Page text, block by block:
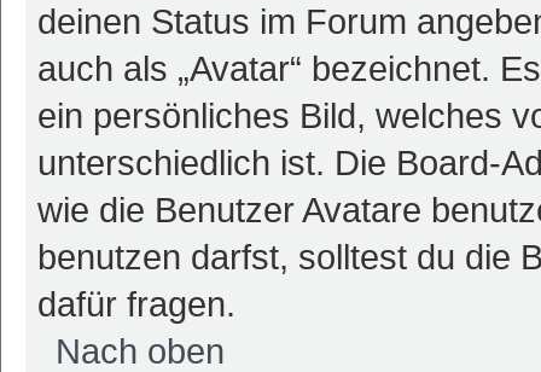
deinen Status im Forum
auch als „Avatar“ bezeichnet.
ein persönliches Bild, welches
unterschiedlich ist. Die Board-
wie die Benutzer Avatare
benutzen darfst, solltest du die
dafür fragen.
Nach oben